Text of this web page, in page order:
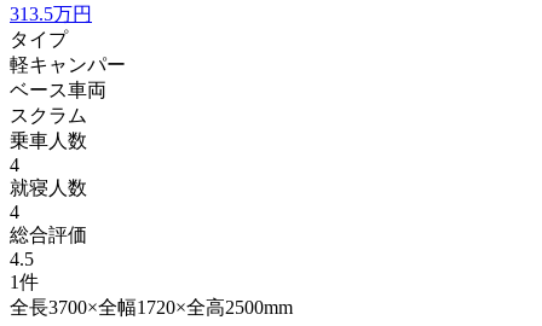
313.5万円
タイプ
軽キャンパー
ベース車両
スクラム
乗車人数
4
就寝人数
4
総合評価
4.5
1件
全長3700×全幅1720×全高2500mm